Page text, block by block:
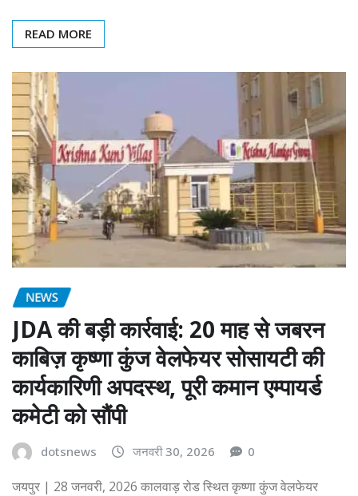
READ MORE
NEWS
JDA की बड़ी कार्रवाई: 20 माह से जबरन
काबिज़ कृष्णा कुंज वेलफेयर सोसायटी की
कार्यकारिणी अपदस्थ, पूरी कमान एम्पायर्ड
कमेटी को सौंपी
dotsnews जनवरी 30, 2026 0
जयपुर | 28 जनवरी, 2026 कालवाड़ रोड स्थित कृष्णा कुंज वेलफेयर